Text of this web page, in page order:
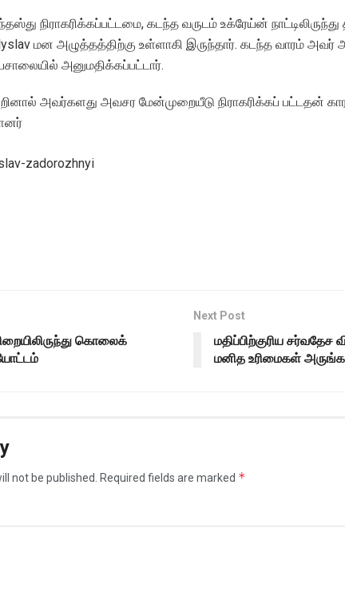
நிராகரிக்கப்பட்டமை, கடந்த வருடம் உக்ரேய்ன்
மன அழுத்தத்திற்கு உள்ளாகி இருந்தார். கடந்த வாரம் அவர்
அனுமதிக்கப்பட்டார்.
அவர்களது அவசர மேன்முறையீடு நிராகரிக்கப் பட்டதன்
கொலைக்
Next Post
மதிப்பிற்குரிய சர்வதேச
மனித உரிமைகள்
not be published. Required fields are marked *